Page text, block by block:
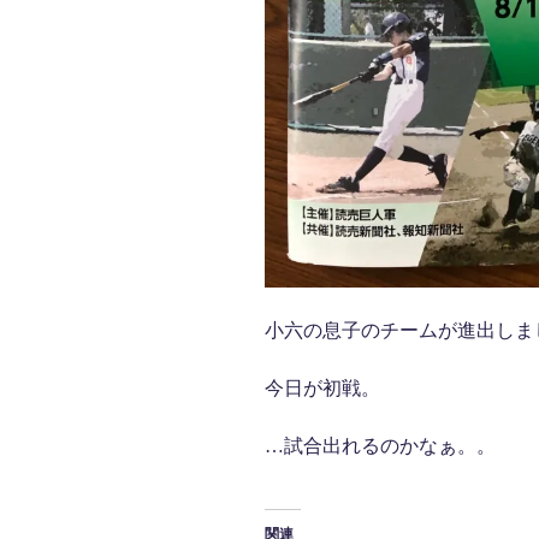
小六の息子のチームが進出しま
今日が初戦。
…試合出れるのかなぁ。。
関連